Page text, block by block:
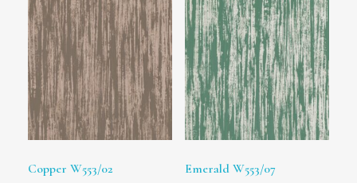
Copper W553/02
Emerald W553/07